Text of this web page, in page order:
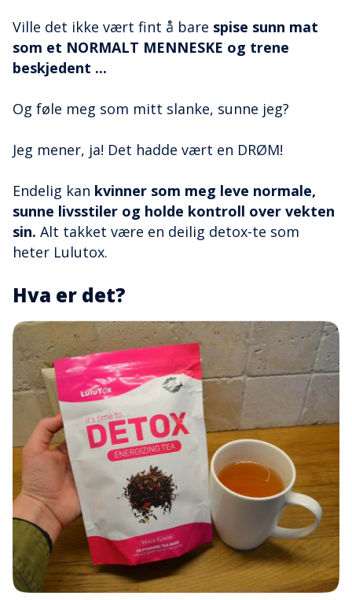
Ville det ikke vært fint å bare spise sunn mat
som et NORMALT MENNESKE og trene
beskjedent ...
Og føle meg som mitt slanke, sunne jeg?
Jeg mener, ja! Det hadde vært en DRØM!
Endelig kan kvinner som meg leve normale,
sunne livsstiler og holde kontroll over vekten
sin. Alt takket være en deilig detox-te som
heter Lulutox.
Hva er det?